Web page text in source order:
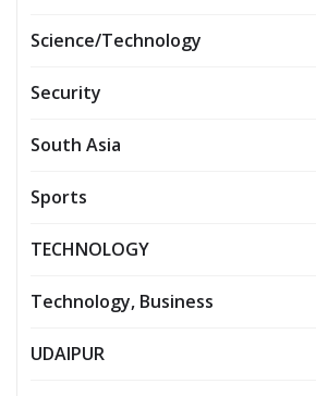
Science/Technology
Security
South Asia
Sports
TECHNOLOGY
Technology, Business
UDAIPUR